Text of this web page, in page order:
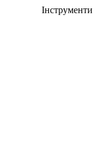
Інструменти